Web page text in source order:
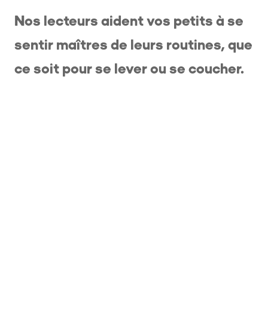
Nos lecteurs aident vos petits à se
sentir maîtres de leurs routines, que
ce soit pour se lever ou se coucher.